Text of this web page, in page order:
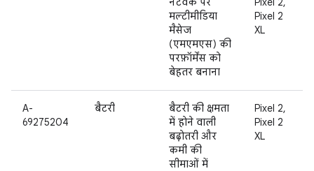
मल्टीमीडिया
मैसेज
(एमएमएस) की
परफ़ॉर्मेंस को
बेहतर बनाना
Pixel 2
XL
A-
69275204
बैटरी
बैटरी की क्षमता
में होने वाली
बढ़ोतरी और
कमी की
सीमाओं में
Pixel 2,
Pixel 2
XL